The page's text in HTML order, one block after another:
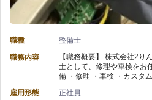
で
働
き
や
心
し
て
整
備】
株
職種
整備士
職務内容
【職務概要】 株式会社2り
士として、修理や車検をお
備 ・修理 ・車検 ・カスタム
雇用形態
正社員